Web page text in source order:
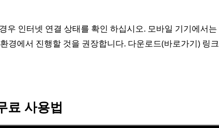
우 인터넷 연결 상태를 확인 하십시오. 모바일 기기에서는
경에서 진행할 것을 권장합니다. 다운로드(바로가기) 링크
료 사용법